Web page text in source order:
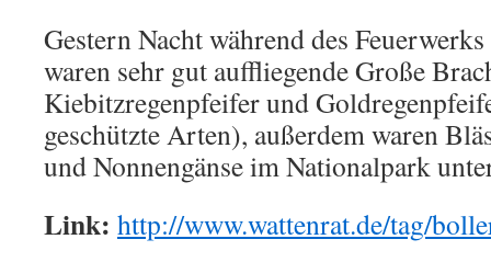
Gestern Nacht während des
waren sehr gut auffliegende Große
Kiebitzregenpfeifer und
geschützte Arten), außerdem waren
und Nonnengänse im Nationalpark
Link: http://www.wattenrat.de/tag/